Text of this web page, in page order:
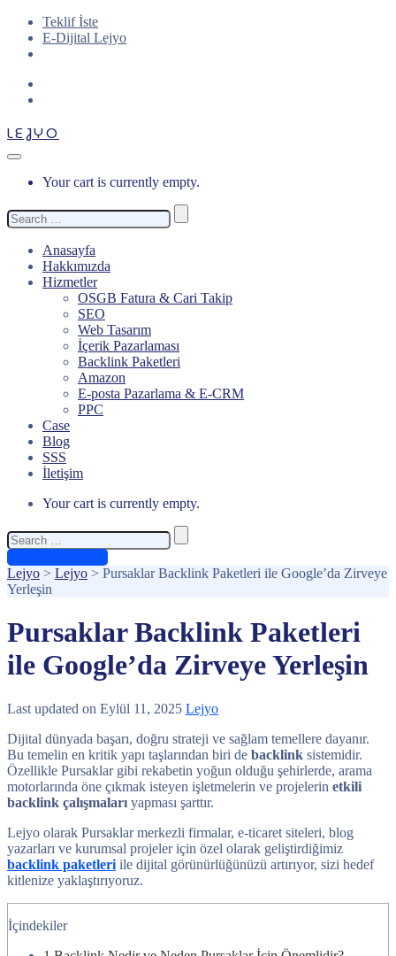
Teklif İste
E-Dijital Lejyo
LEJYO
Your cart is currently empty.
Search
for:
Anasayfa
Hakkımızda
Hizmetler
OSGB Fatura & Cari Takip
SEO
Web Tasarım
İçerik Pazarlaması
Backlink Paketleri
Amazon
E-posta Pazarlama & E-CRM
PPC
Case
Blog
SSS
İletişim
Your cart is currently empty.
Search
for:
Lejyo > Lejyo > Pursaklar Backlink Paketleri ile Google’da Zirveye
Yerleşin
Pursaklar Backlink Paketleri
ile Google’da Zirveye Yerleşin
Last updated on Eylül 11, 2025 Lejyo
Dijital dünyada başarı, doğru strateji ve sağlam temellere dayanır.
Bu temelin en kritik yapı taşlarından biri de backlink sistemidir.
Özellikle Pursaklar gibi rekabetin yoğun olduğu şehirlerde, arama
motorlarında öne çıkmak isteyen işletmelerin ve projelerin etkili
backlink çalışmaları yapması şarttır.
Lejyo olarak Pursaklar merkezli firmalar, e-ticaret siteleri, blog
yazarları ve kurumsal projeler için özel olarak geliştirdiğimiz
backlink paketleri ile dijital görünürlüğünüzü artırıyor, sizi hedef
kitlenize yaklaştırıyoruz.
İçindekiler